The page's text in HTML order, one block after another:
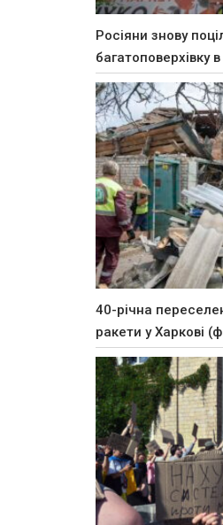
Росіяни знову
багатоповерхівку
40-річна
ракети у Харкові